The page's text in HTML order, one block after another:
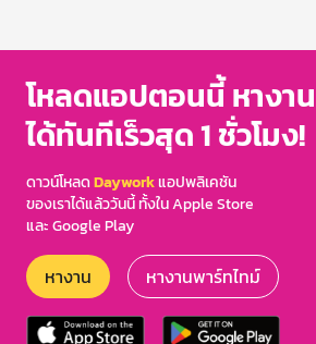
โหลดแอปตอนนี้ หางาน
ได้ทันทีเร็วสุด 1 ชั่วโมง!
ดาวน์โหลดDayworkแอปพลิเคชัน
ของเราได้แล้ววันนี้ ทั้งใน Apple Store
และ Google Play
หางาน หางานพาร์ทไทม์